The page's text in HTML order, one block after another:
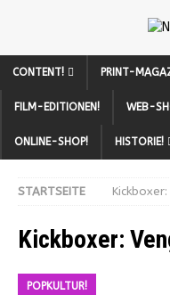
CONTENT! PRINT-
FILM-EDITIONEN! WEB-
ONLINE-SHOP! HISTORIE!
STARTSEITE
Kickboxer:
POPKULTUR!